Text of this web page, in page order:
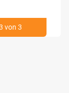
von 3